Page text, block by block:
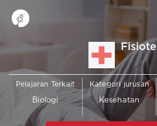
Pelajaran Terkait
Biologi
Kategori jurusan
Kesehatan